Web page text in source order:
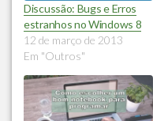
Discussão: Bugs e Erros
estranhos no Windows 8
12 de março de 2013
Em "Outros"